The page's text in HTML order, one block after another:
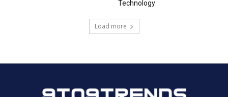
Technology
Load more